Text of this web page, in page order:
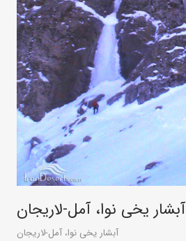
آبشار یخی نوا، آمل-لاریجان
آبشار یخی نوا، آمل-لاریجان